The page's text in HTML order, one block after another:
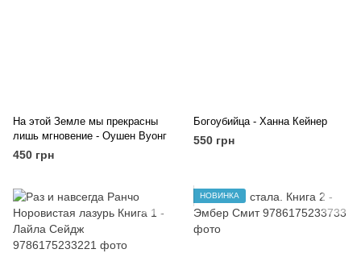
На этой Земле мы прекрасны
лишь мгновение - Оушен Вуонг
450 грн
Богоубийца - Ханна Кейнер
550 грн
НОВИНКА